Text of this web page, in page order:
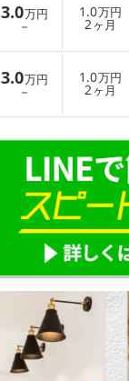
3.0万円
－
1.0万円
2ヶ月
3.0万円
－
1.0万円
2ヶ月